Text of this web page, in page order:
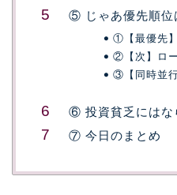
⑤ じゃあ優先順位
①【最優先
②【次】ロ
③【同時並
⑥ 投資貧乏にはな
⑦ 今日のまとめ